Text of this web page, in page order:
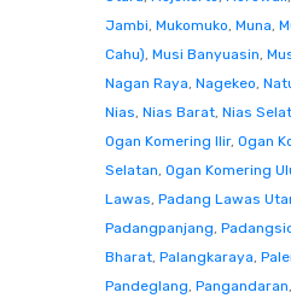
Jambi, Mukomuko, Muna,
Cahu), Musi Banyuasin,
Nagan Raya, Nagekeo,
Nias, Nias Barat, Nias
Ogan Komering Ilir, Ogan
Selatan, Ogan Komering
Lawas, Padang Lawas
Padangpanjang,
Bharat, Palangkaraya,
Pandeglang, Pangandaran,